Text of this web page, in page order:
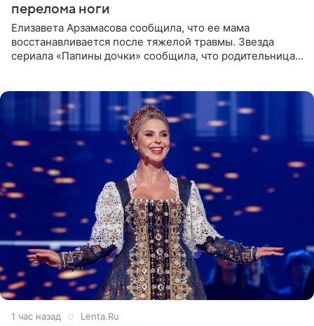
перелома ноги
Елизавета Арзамасова сообщила, что ее мама
восстанавливается после тяжелой травмы. Звезда
сериала «Папины дочки» сообщила, что родительница
1 час назад Lenta.Ru